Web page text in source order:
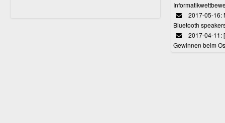
2017-05-16:
Bluetooth
2017-04-11:
Gewinnen beim